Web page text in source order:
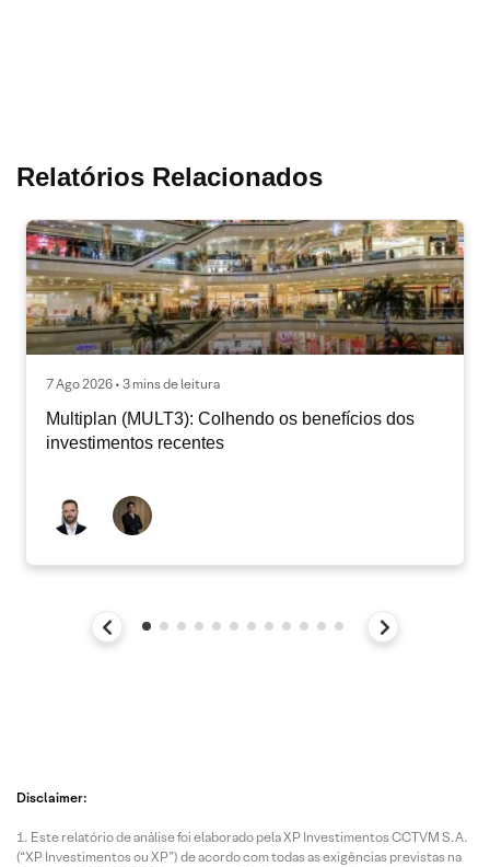
Relatórios Relacionados
7 Ago 2026 • 3 mins de leitura
Multiplan (MULT3): Colhendo os benefícios dos
investimentos recentes
Disclaimer:
Este relatório de análise foi elaborado pela XP Investimentos CCTVM S.A.
(“XP Investimentos ou XP”) de acordo com todas as exigências previstas na